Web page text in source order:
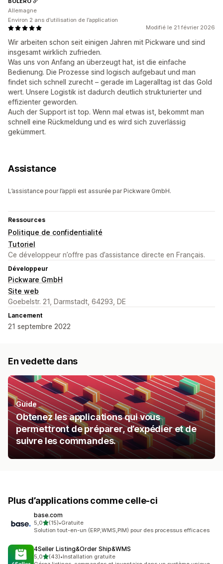
Modifié le 21 février 2026
Wir arbeiten schon seit einigen Jahren mit Pickware und sind
insgesamt wirklich zufrieden.
Was uns von Anfang an überzeugt hat, ist die einfache
Bedienung. Die Prozesse sind logisch aufgebaut und man
findet sich schnell zurecht – gerade im Lageralltag ist das Gold
wert. Unsere Logistik ist dadurch deutlich strukturierter und
effizienter geworden.
Auch der Support ist top. Wenn mal etwas ist, bekommt man
schnell eine Rückmeldung und es wird sich zuverlässig
gekümmert.
Allemagne
Environ 2 ans d’utilisation de l’application
Assistance
L’assistance pour l’appli est assurée par Pickware GmbH.
Ressources
Politique de confidentialité
Tutoriel
Ce développeur n’offre pas d’assistance directe en Français.
Développeur
Pickware GmbH
Site web
Goebelstr. 21, Darmstadt, 64293, DE
Lancement
21 septembre 2022
En vedette dans
Guide
Obtenez les applications qui vous
permettront de préparer, d’expédier et de
suivre les commandes.
Plus d’applications comme celle-ci
base.com
5,0étoile(s) sur 5
(15)
15 avis au total
•Gratuite
Solution tout-en-un (ERP,WMS,PIM) pour des processus efficaces
4Seller Listing&Order Ship&WMS
5,0étoile(s) sur 5
(43)
43 avis au total
•Installation gratuite